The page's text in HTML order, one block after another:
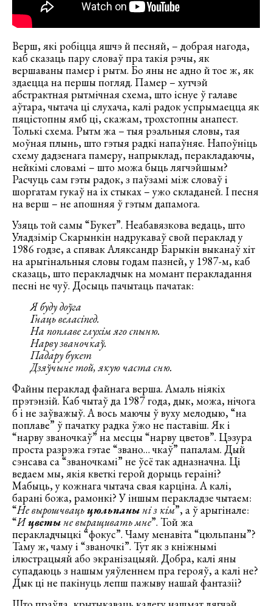
Верш, які робіцца яшчэ й песняй, – добрая нагода,
каб сказаць пару словаў пра такія рэчы, як
вершаваны памер і рытм. Бо яны не адно й тое ж, як
здаецца на першы погляд. Памер – хутчэй
абстрактная рытмічная схема, што існуе ў галаве
аўтара, чытача ці слухача, калі радок успрымаецца як
пяцістопны ямб ці, скажам, трохстопны анапест.
Толькі схема. Рытм жа – тыя рэальныя словы, тая
моўная плынь, што гэтыя радкі напаўняе. Напоўніць
схему дадзенага памеру, напрыклад, перакладаючы,
нейкімі словамі – што можа быць лягчэйшым?
Расчуць сам гэты радок, з паўзамі між словаў і
шоргатам гукаў на іх стыках – ужо складаней. І песня
на верш – не апошняя ў гэтым дапамога.
Узяць той самы “Букет”. Неабавязкова ведаць, што
Уладзімір Скарынкін надрукаваў свой пераклад у
1986 годзе, а спявак Аляксандр Барыкін выканаў хіт
на арыгінальныя словы годам пазней, у 1987-м, каб
сказаць, што перакладчык на момант перакладання
песні не чуў. Досыць пачытаць пачатак:
Я буду доўга
Гнаць веласіпед.
На поплаве глухім яго спыню.
Нарву званочкаў.
Падару букет
Дзяўчыне той, якую часта сню.
Файны пераклад файнага верша. Амаль ніякіх
прэтэнзій. Каб чытаў да 1987 года, дык, можа, нічога
б і не заўважыў. А вось маючы ў вуху мелодыю, “на
поплаве” ў пачатку радка ўжо не паставіш. Як і
“нарву званочкаў” на месцы “нарву цветов”. Цэзура
проста разрэжа гэтае “звано… чкаў” папалам. Дый
сэнсава са “званочкамі” не ўсё так адназначна. Ці
ведаем мы, якія кветкі герой дорыць гераіні?
Мабыць, у кожнага чытача свая карціна. А калі,
барані божа, рамонкі? У іншым перакладзе чытаем:
“Не вырошчвацьцюльпаныні з кім”, а ў арыгінале:
“Ицветыне выращивать мне”. Той жа
перакладчыцкі “фокус”. Чаму менавіта “цюльпаны”?
Таму ж, чаму і “званочкі”. Тут як з кніжнымі
ілюстрацыяй або экранізацыяй. Добра, калі яны
супадаюць з нашым уяўленнем пра герояў, а калі не?
Дык ці не пакінуць лепш пажыву нашай фантазіі?